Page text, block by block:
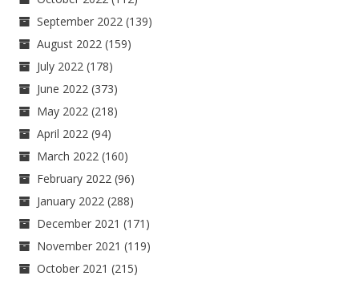
September 2022 (139)
August 2022 (159)
July 2022 (178)
June 2022 (373)
May 2022 (218)
April 2022 (94)
March 2022 (160)
February 2022 (96)
January 2022 (288)
December 2021 (171)
November 2021 (119)
October 2021 (215)